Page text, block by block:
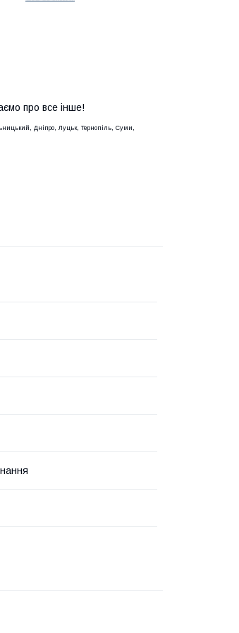
про все інше!
Дніпро, Луцьк, Тернопіль, Суми,